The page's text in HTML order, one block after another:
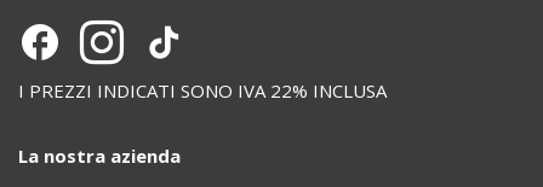
I PREZZI INDICATI SONO IVA 22% INCLUSA
La nostra azienda